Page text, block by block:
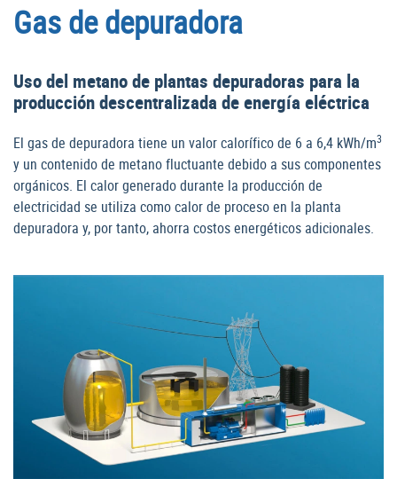
Gas de depuradora
Uso del metano de plantas depuradoras para la
producción descentralizada de energía eléctrica
El gas de depuradora tiene un valor calorífico de 6 a 6,4 kWh/m3
y un contenido de metano fluctuante debido a sus componentes
orgánicos. El calor generado durante la producción de
electricidad se utiliza como calor de proceso en la planta
depuradora y, por tanto, ahorra costos energéticos adicionales.